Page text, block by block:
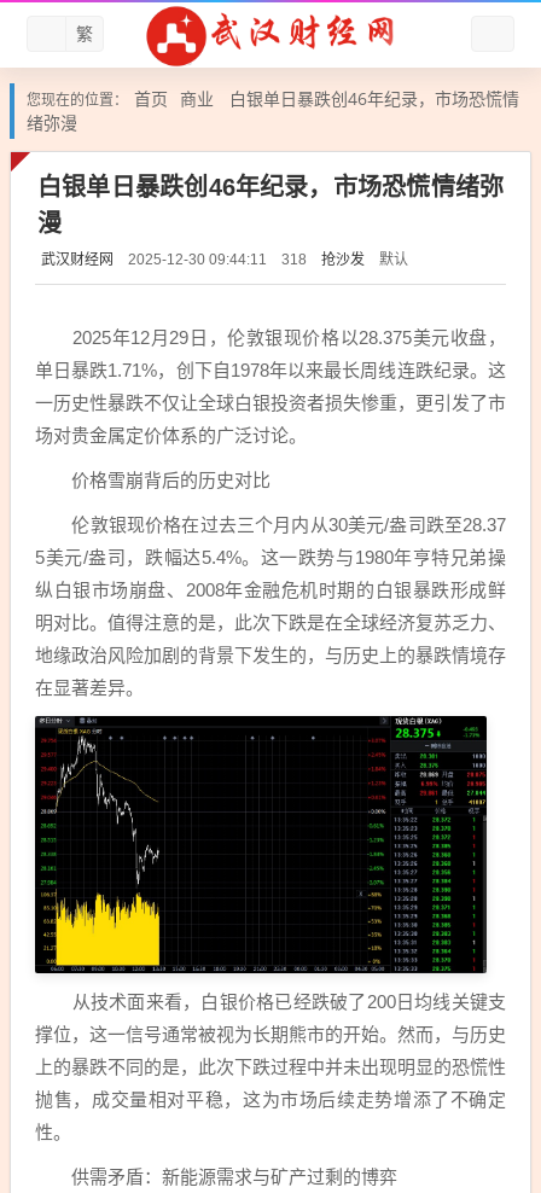
繁
您现在的位置： 首页 商业
白银单日暴跌创46年纪录，市场恐慌情
绪弥漫
白银单日暴跌创46年纪录，市场恐慌情绪弥
漫
武汉财经网 2025-12-30 09:44:11 318 抢沙发 默认
2025年12月29日，伦敦银现价格以28.375美元收盘，
单日暴跌1.71%，创下自1978年以来最长周线连跌纪录。这
一历史性暴跌不仅让全球白银投资者损失惨重，更引发了市
场对贵金属定价体系的广泛讨论。
价格雪崩背后的历史对比
伦敦银现价格在过去三个月内从30美元/盎司跌至28.37
5美元/盎司，跌幅达5.4%。这一跌势与1980年亨特兄弟操
纵白银市场崩盘、2008年金融危机时期的白银暴跌形成鲜
明对比。值得注意的是，此次下跌是在全球经济复苏乏力、
地缘政治风险加剧的背景下发生的，与历史上的暴跌情境存
在显著差异。
从技术面来看，白银价格已经跌破了200日均线关键支
撑位，这一信号通常被视为长期熊市的开始。然而，与历史
上的暴跌不同的是，此次下跌过程中并未出现明显的恐慌性
抛售，成交量相对平稳，这为市场后续走势增添了不确定
性。
供需矛盾：新能源需求与矿产过剩的博弈